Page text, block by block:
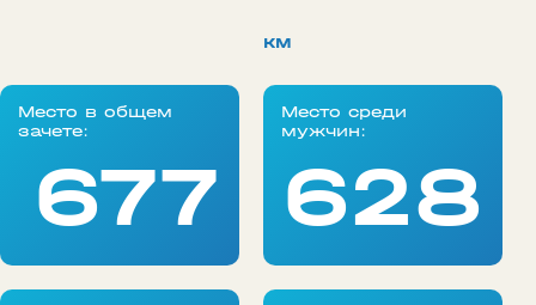
км
Место в общем
зачете:
677
Место среди
мужчин:
628